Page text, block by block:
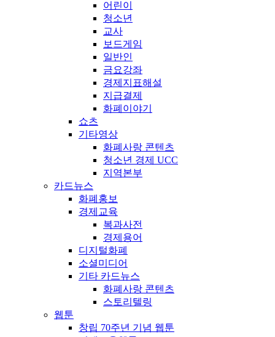
어린이
청소년
교사
보드게임
일반인
금요강좌
경제지표해설
지급결제
화폐이야기
쇼츠
기타영상
화폐사랑 콘텐츠
청소년 경제 UCC
지역본부
카드뉴스
화폐홍보
경제교육
복과사전
경제용어
디지털화폐
소셜미디어
기타 카드뉴스
화폐사랑 콘텐츠
스토리텔링
웹툰
창립 70주년 기념 웹툰